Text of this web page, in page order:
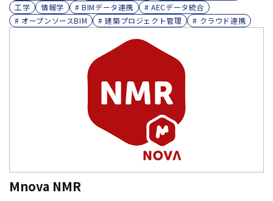
工学
情報学 # BIMデータ連携
# AECデータ統合
# オープンソースBIM
# 建築プロジェクト管理 # クラウド連携
Mnova NMR